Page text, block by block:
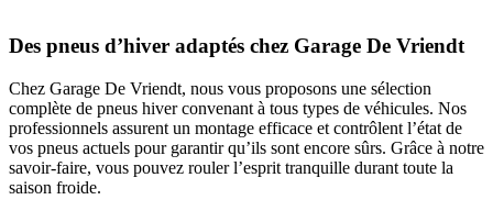
Des pneus d’hiver adaptés chez Garage De Vriendt
Chez Garage De Vriendt, nous vous proposons une sélection
complète de pneus hiver convenant à tous types de véhicules. Nos
professionnels assurent un montage efficace et contrôlent l’état de
vos pneus actuels pour garantir qu’ils sont encore sûrs. Grâce à notre
savoir-faire, vous pouvez rouler l’esprit tranquille durant toute la
saison froide.